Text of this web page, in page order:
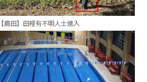
【農田】田裡有不明人士進入